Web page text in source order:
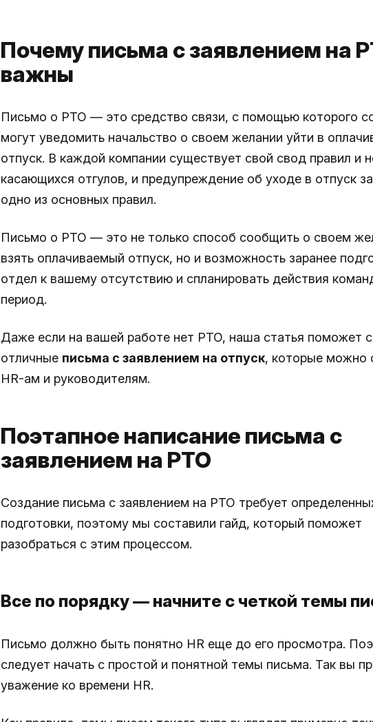
Почему письма с заявлением на
важны
Письмо о PTO — это средство связи, с помощью которого
могут уведомить начальство о своем желании уйти в
отпуск. В каждой компании существует свой свод правил и
касающихся отгулов, и предупреждение об уходе в отпуск
одно из основных правил.
Письмо о PTO — это не только способ сообщить о своем
взять оплачиваемый отпуск, но и возможность заранее
отдел к вашему отсутствию и спланировать действия
период.
Даже если на вашей работе нет PTO, наша статья поможет
отличные письма с заявлением на отпуск, которые можно
HR-ам и руководителям.
Поэтапное написание письма с
заявлением на PTO
Создание письма с заявлением на PTO требует
подготовки, поэтому мы составили гайд, который поможет
разобраться с этим процессом.
Все по порядку — начните с четкой темы
Письмо должно быть понятно HR еще до его просмотра.
следует начать с простой и понятной темы письма. Так вы
уважение ко времени HR.